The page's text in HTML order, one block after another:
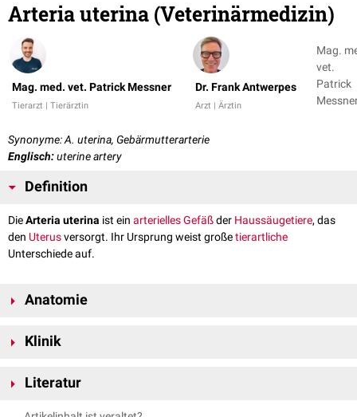
Arteria uterina (Veterinärmedizin)
Mag. med. vet. Patrick Messner
Tierarzt | Tierärztin
Dr. Frank Antwerpes
Arzt | Ärztin
Mag.
vet.
Patrick
Synonyme: A. uterina, Gebärmutterarterie
Englisch:uterine artery
Definition
DieArteria uterina ist ein arteriellesGefäßder Haussäugetiere, das
den Uterusversorgt. Ihr Ursprung weist großetierartliche
Unterschiede auf.
Anatomie
aus derArteria umbilicalis
Ligamentum latum uteri
divergierend den mesometralen Rand des gleichseitigen
(Cornu uteri) erreichen. In diesem Bereich
Klinik
Das Lumen wird weiter und die muskulöse
Literatur
Nickel, Richard, August Schummer, Eugen Seiferle. Band III: